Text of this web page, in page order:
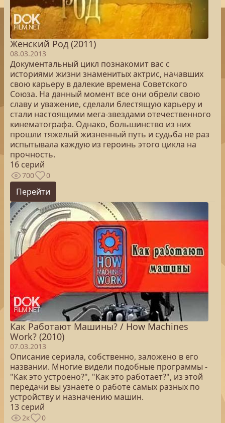
Женский Род (2011)
08.03.2013
Документальный цикл познакомит вас с
историями жизни знаменитых актрис, начавших
свою карьеру в далекие времена Советского
Союза. На данный момент все они обрели свою
славу и уважение, сделали блестящую карьеру и
стали настоящими мега-звездами отечественного
кинематографа. Однако, большинство из них
прошли тяжелый жизненный путь и судьба не раз
испытывала каждую из героинь этого цикла на
прочность.
16 серий
700 0
Перейти
Как Работают Машины? / How Machines
Work? (2010)
07.03.2013
Описание сериала, собственно, заложено в его
названии. Многие видели подобные программы -
"Как это устроено?", "Как это работает?", из этой
передачи вы узнаете о работе самых разных по
устройству и назначению машин.
13 серий
2к 0